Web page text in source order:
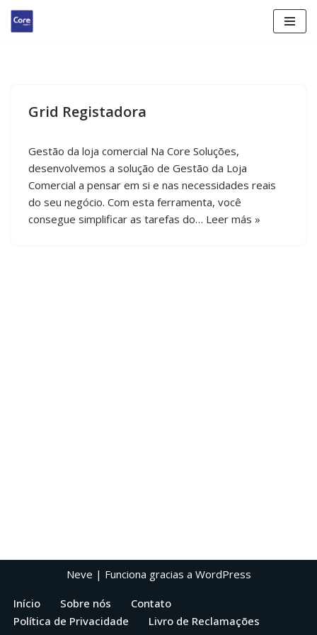
Grid Registadora
Gestão da loja comercial Na Core Soluções,
desenvolvemos a solução de Gestão da Loja
Comercial a pensar em si e nas necessidades reais
do seu negócio. Com esta ferramenta, você
consegue simplificar as tarefas do… Leer más »
Neve | Funciona gracias a WordPress
Início Sobre nós
Contato
Política de Privacidade
Livro de Reclamações